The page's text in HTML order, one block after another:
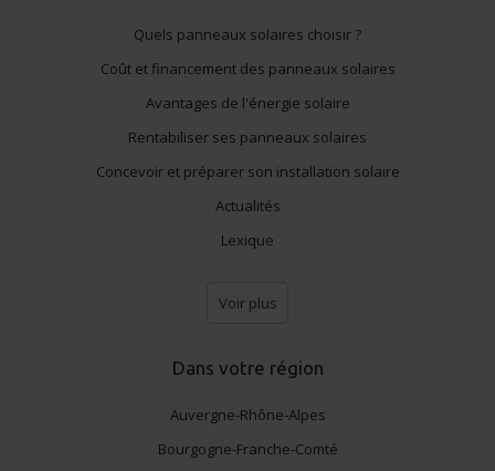
Quels panneaux solaires choisir ?
Coût et financement des panneaux solaires
Avantages de l'énergie solaire
Rentabiliser ses panneaux solaires
Concevoir et préparer son installation solaire
Actualités
Lexique
Voir plus
Dans votre région
Auvergne-Rhône-Alpes
Bourgogne-Franche-Comté